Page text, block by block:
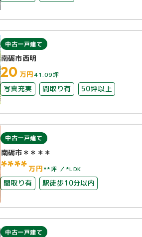
中古一戸建て
南砺市西明
20 万円41.09坪
写真充実 間取り有 50坪以上
中古一戸建て
南砺市＊＊＊＊
****万円**坪 *LDK
間取り有 駅徒歩10分以内
中古一戸建て